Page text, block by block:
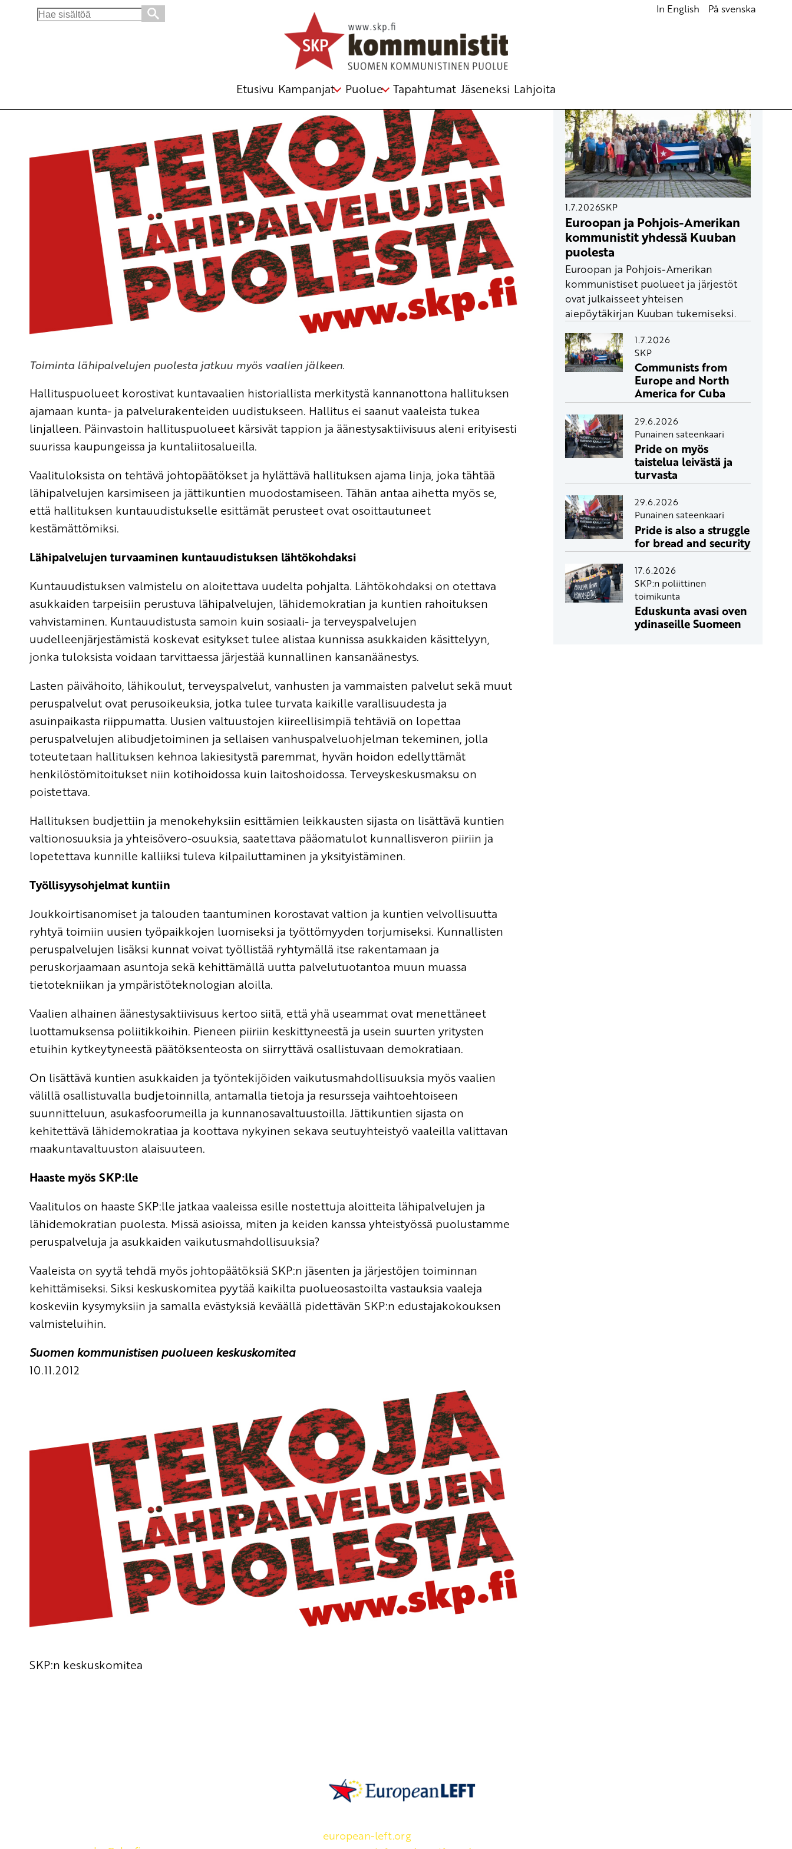
Search
In English På svenska
Etusivu Kampanjat Puolue Tapahtumat Jäseneksi Lahjoita
Vaalitulos oli tuomio hallituksen suurkuntahankkeelle
Toiminta lähipalvelujen puolesta jatkuu myös vaalien jälkeen.
Hallituspuolueet korostivat kuntavaalien historiallista merkitystä kannanottona hallituksen
ajamaan kunta- ja palvelurakenteiden uudistukseen. Hallitus ei saanut vaaleista tukea
linjalleen. Päinvastoin hallituspuolueet kärsivät tappion ja äänestysaktiivisuus aleni erityisesti
suurissa kaupungeissa ja kuntaliitosalueilla.
Vaalituloksista on tehtävä johtopäätökset ja hylättävä hallituksen ajama linja, joka tähtää
lähipalvelujen karsimiseen ja jättikuntien muodostamiseen. Tähän antaa aihetta myös se,
että hallituksen kuntauudistukselle esittämät perusteet ovat osoittautuneet
kestämättömiksi.
Lähipalvelujen turvaaminen kuntauudistuksen lähtökohdaksi
Kuntauudistuksen valmistelu on aloitettava uudelta pohjalta. Lähtökohdaksi on otettava
asukkaiden tarpeisiin perustuva lähipalvelujen, lähidemokratian ja kuntien rahoituksen
vahvistaminen. Kuntauudistusta samoin kuin sosiaali- ja terveyspalvelujen
uudelleenjärjestämistä koskevat esitykset tulee alistaa kunnissa asukkaiden käsittelyyn,
jonka tuloksista voidaan tarvittaessa järjestää kunnallinen kansanäänestys.
Lasten päivähoito, lähikoulut, terveyspalvelut, vanhusten ja vammaisten palvelut sekä muut
peruspalvelut ovat perusoikeuksia, jotka tulee turvata kaikille varallisuudesta ja
asuinpaikasta riippumatta. Uusien valtuustojen kiireellisimpiä tehtäviä on lopettaa
peruspalvelujen alibudjetoiminen ja sellaisen vanhuspalveluohjelman tekeminen, jolla
toteutetaan hallituksen kehnoa lakiesitystä paremmat, hyvän hoidon edellyttämät
henkilöstömitoitukset niin kotihoidossa kuin laitoshoidossa. Terveyskeskusmaksu on
poistettava.
Hallituksen budjettiin ja menokehyksiin esittämien leikkausten sijasta on lisättävä kuntien
valtionosuuksia ja yhteisövero-osuuksia, saatettava pääomatulot kunnallisveron piiriin ja
lopetettava kunnille kalliiksi tuleva kilpailuttaminen ja yksityistäminen.
Työllisyysohjelmat kuntiin
Joukkoirtisanomiset ja talouden taantuminen korostavat valtion ja kuntien velvollisuutta
ryhtyä toimiin uusien työpaikkojen luomiseksi ja työttömyyden torjumiseksi. Kunnallisten
peruspalvelujen lisäksi kunnat voivat työllistää ryhtymällä itse rakentamaan ja
peruskorjaamaan asuntoja sekä kehittämällä uutta palvelutuotantoa muun muassa
tietotekniikan ja ympäristöteknologian aloilla.
Vaalien alhainen äänestysaktiivisuus kertoo siitä, että yhä useammat ovat menettäneet
luottamuksensa poliitikkoihin. Pieneen piiriin keskittyneestä ja usein suurten yritysten
etuihin kytkeytyneestä päätöksenteosta on siirryttävä osallistuvaan demokratiaan.
On lisättävä kuntien asukkaiden ja työntekijöiden vaikutusmahdollisuuksia myös vaalien
välillä osallistuvalla budjetoinnilla, antamalla tietoja ja resursseja vaihtoehtoiseen
suunnitteluun, asukasfoorumeilla ja kunnanosavaltuustoilla. Jättikuntien sijasta on
kehitettävä lähidemokratiaa ja koottava nykyinen sekava seutuyhteistyö vaaleilla valittavan
maakuntavaltuuston alaisuuteen.
Haaste myös SKP:lle
Vaalitulos on haaste SKP:lle jatkaa vaaleissa esille nostettuja aloitteita lähipalvelujen ja
lähidemokratian puolesta. Missä asioissa, miten ja keiden kanssa yhteistyössä puolustamme
peruspalveluja ja asukkaiden vaikutusmahdollisuuksia?
Vaaleista on syytä tehdä myös johtopäätöksiä SKP:n jäsenten ja järjestöjen toiminnan
kehittämiseksi. Siksi keskuskomitea pyytää kaikilta puolueosastoilta vastauksia vaaleja
koskeviin kysymyksiin ja samalla evästyksiä keväällä pidettävän SKP:n edustajakokouksen
valmisteluihin.
Suomen kommunistisen puolueen keskuskomitea
10.11.2012
SKP:n keskuskomitea
1.7.2026SKP
Euroopan ja Pohjois-Amerikan
kommunistit yhdessä Kuuban
puolesta
Euroopan ja Pohjois-Amerikan
kommunistiset puolueet ja järjestöt
ovat julkaisseet yhteisen
aiepöytäkirjan Kuuban tukemiseksi.
1.7.2026
SKP
Communists from
Europe and North
America for Cuba
29.6.2026
Punainen sateenkaari
Pride on myös
taistelua leivästä ja
turvasta
29.6.2026
Punainen sateenkaari
Pride is also a struggle
for bread and security
17.6.2026
SKP:n poliittinen
toimikunta
Eduskunta avasi oven
ydinaseille Suomeen
european-left.org